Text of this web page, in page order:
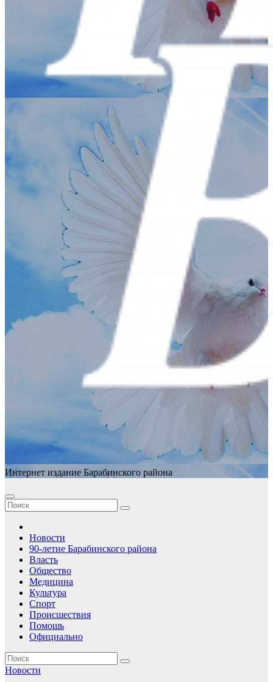
Интернет издание Барабинского района
Новости
90-летие Барабинского района
Власть
Общество
Медицина
Культура
Спорт
Происшествия
Помошь
Официально
Новости